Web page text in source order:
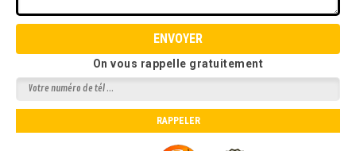
On vous rappelle gratuitement